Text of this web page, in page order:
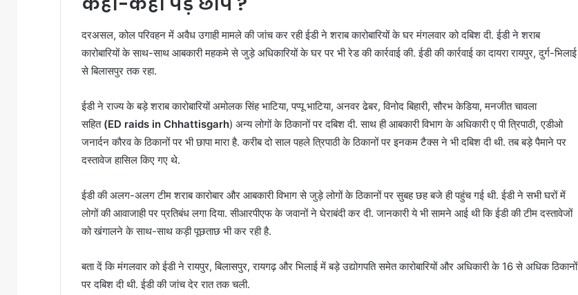
दरअसल, कोल परिवहन में अवैध उगाही मामले की जांच कर रही ईडी ने शराब कारोबारियों के घर मंगलवार को दबिश दी. ईडी ने शराब
कारोबारियों के साथ-साथ आबकारी महकमे से जुड़े अधिकारियों के घर पर भी रेड की कार्रवाई की. ईडी की कार्रवाई का दायरा रायपुर, दुर्ग-भिलाई
से बिलासपुर तक रहा.
ईडी ने राज्य के बड़े शराब कारोबारियों अमोलक सिंह भाटिया, पप्पू भाटिया, अनवर ढेबर, विनोद बिहारी, सौरभ केडिया, मनजीत चावला
सहित (ED raids in Chhattisgarh) अन्य लोगों के ठिकानों पर दबिश दी. साथ ही आबकारी विभाग के अधिकारी ए पी त्रिपाठी, एडीओ
जनार्दन कौरव के ठिकानों पर भी छापा मारा है. करीब दो साल पहले त्रिपाठी के ठिकानों पर इनकम टैक्स ने भी दबिश दी थी. तब बड़े पैमाने पर
दस्तावेज हासिल किए गए थे.
ईडी की अलग-अलग टीम शराब कारोबार और आबकारी विभाग से जुड़े लोगों के ठिकानों पर सुबह छह बजे ही पहुंच गई थी. ईडी ने सभी घरों में
लोगों की आवाजाही पर प्रतिबंध लगा दिया. सीआरपीएफ के जवानों ने घेराबंदी कर दी. जानकारी ये भी सामने आई थी कि ईडी की टीम दस्तावेजों
को खंगालने के साथ-साथ कड़ी पूछताछ भी कर रही है.
बता दें कि मंगलवार को ईडी ने रायपुर, बिलासपुर, रायगढ़ और भिलाई में बड़े उद्योगपति समेत कारोबारियों और अधिकारी के 16 से अधिक ठिकानों
पर दबिश दी थी. ईडी की जांच देर रात तक चली.